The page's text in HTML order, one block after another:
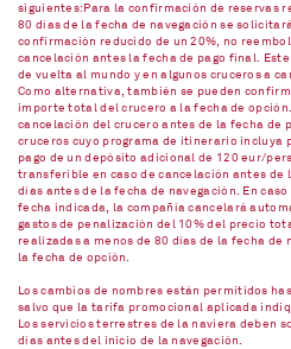
siguientes:Para la confirmación de reservas
80 días de la fecha de navegación se
confirmación reducido de un 20%, no
cancelación antes la fecha de pago final.
de vuelta al mundo y en algunos cruceros a
Como alternativa, también se pueden
importe total del crucero a la fecha de
cancelación del crucero antes de la fecha de
cruceros cuyo programa de itinerario
pago de un depósito adicional de 120 eur/
transferible en caso de cancelación antes de
días antes de la fecha de navegación. En
fecha indicada, la compañía cancelará
gastos de penalización del 10% del precio
realizadas a menos de 80 días de la fecha
la fecha de opción.
Los cambios de nombres están permitidos
salvo que la tarifa promocional aplicada
Los servicios terrestres de la naviera deben
días antes del inicio de la navegación.